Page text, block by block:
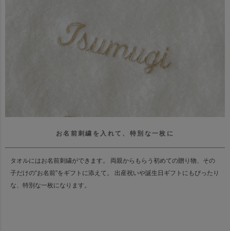
お名前刺繍を入れて、特別な一枚に
タオルにはお名前刺繍ができます。
両親からもらう初めての贈り物、その
子だけの“お名前”をギフトに添えて。
出産祝いや誕生日ギフトにもぴったり
な、特別な一枚になります。